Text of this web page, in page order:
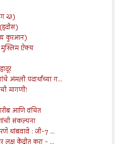
२३)
कुरआन)
मुस्लिम ऐक्य
अंमली पदार्थांच्या ग...
मागणी!
आणि वंचित
संकल्पना
थांबवावे : जी-7 ...